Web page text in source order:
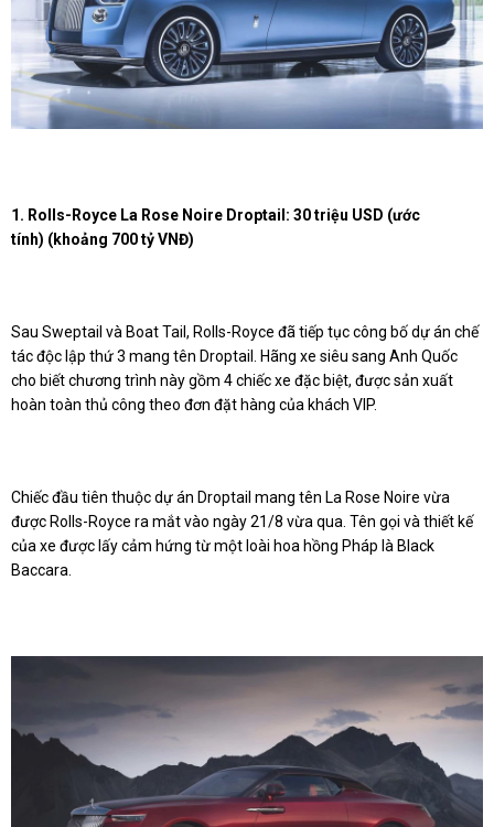
1. Rolls-Royce La Rose Noire Droptail: 30 triệu USD (ước
tính) (khoảng 700 tỷ VNĐ)
Sau Sweptail và Boat Tail, Rolls-Royce đã tiếp tục công bố dự án chế
tác độc lập thứ 3 mang tên Droptail. Hãng xe siêu sang Anh Quốc
cho biết chương trình này gồm 4 chiếc xe đặc biệt, được sản xuất
hoàn toàn thủ công theo đơn đặt hàng của khách VIP.
Chiếc đầu tiên thuộc dự án Droptail mang tên La Rose Noire vừa
được Rolls-Royce ra mắt vào ngày 21/8 vừa qua. Tên gọi và thiết kế
của xe được lấy cảm hứng từ một loài hoa hồng Pháp là Black
Baccara.